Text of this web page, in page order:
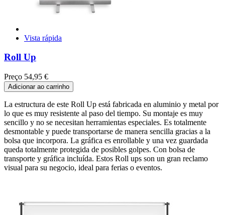
Vista rápida
Roll Up
Preço 54,95 €
Adicionar ao carrinho
La estructura de este Roll Up está fabricada en aluminio y metal por
lo que es muy resistente al paso del tiempo. Su montaje es muy
sencillo y no se necesitan herramientas especiales. Es totalmente
desmontable y puede transportarse de manera sencilla gracias a la
bolsa que incorpora. La gráfica es enrollable y una vez guardada
queda totalmente protegida de posibles golpes. Con bolsa de
transporte y gráfica incluída. Estos Roll ups son un gran reclamo
visual para su negocio, ideal para ferias o eventos.